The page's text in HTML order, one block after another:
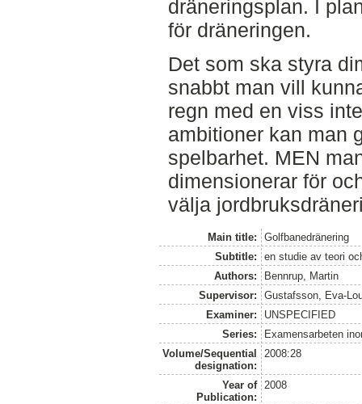
dräneringsplan. I
för dräneringen.
Det som ska styra
snabbt man vill
regn med en viss
ambitioner kan man
spelbarhet. MEN
dimensionerar för
välja
Main title:
Golfbanedränering
Subtitle:
en studie av teori
Authors:
Bennrup, Martin
Supervisor:
Gustafsson, Eva-
Examiner:
UNSPECIFIED
Series:
Examensarbeten
Volume/Sequential
designation:
2008:28
Year of
Publication:
2008